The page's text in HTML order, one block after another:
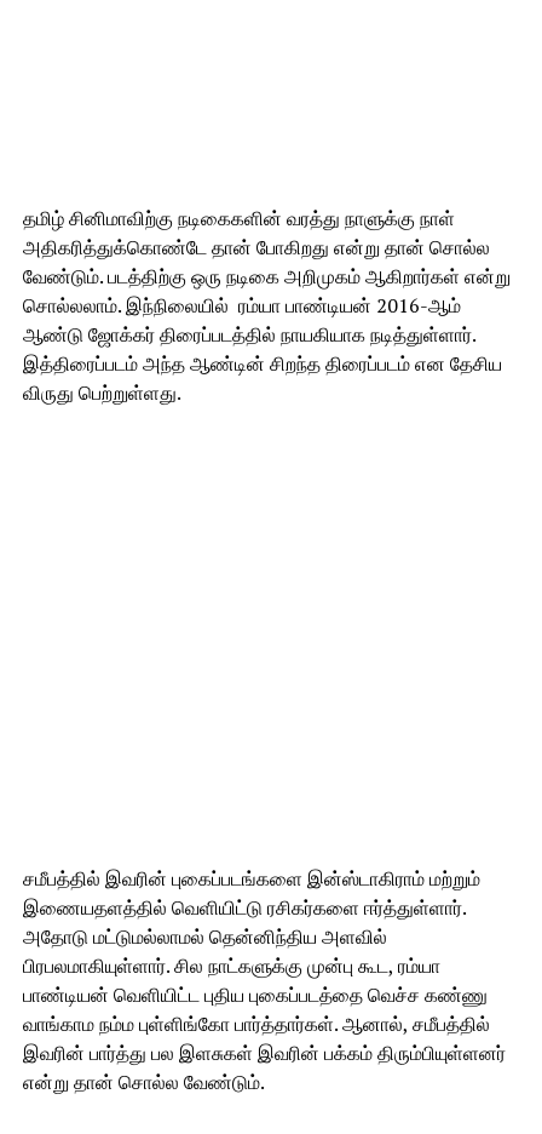
தமிழ் சினிமாவிற்கு நடிகைகளின் வரத்து நாளுக்கு நாள்
அதிகரித்துக்கொண்டே தான் போகிறது என்று தான் சொல்ல
வேண்டும். படத்திற்கு ஒரு நடிகை அறிமுகம் ஆகிறார்கள் என்று
சொல்லலாம். இந்நிலையில் ரம்யா பாண்டியன் 2016-ஆம்
ஆண்டு ஜோக்கர் திரைப்படத்தில் நாயகியாக நடித்துள்ளார்.
இத்திரைப்படம் அந்த ஆண்டின் சிறந்த திரைப்படம் என தேசிய
விருது பெற்றுள்ளது.
சமீபத்தில் இவரின் புகைப்படங்களை இன்ஸ்டாகிராம் மற்றும்
இணையதளத்தில் வெளியிட்டு ரசிகர்களை ஈர்த்துள்ளார்.
அதோடு மட்டுமல்லாமல் தென்னிந்திய அளவில்
பிரபலமாகியுள்ளார். சில நாட்களுக்கு முன்பு கூட, ரம்யா
பாண்டியன் வெளியிட்ட புதிய புகைப்படத்தை வெச்ச கண்ணு
வாங்காம நம்ம புள்ளிங்கோ பார்த்தார்கள். ஆனால், சமீபத்தில்
இவரின் பார்த்து பல இளசுகள் இவரின் பக்கம் திரும்பியுள்ளனர்
என்று தான் சொல்ல வேண்டும்.